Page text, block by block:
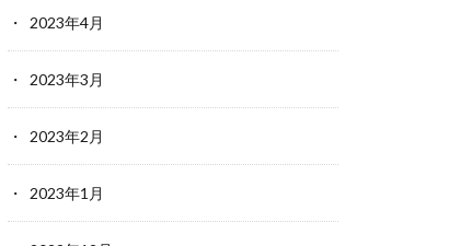
2023年4月
2023年3月
2023年2月
2023年1月